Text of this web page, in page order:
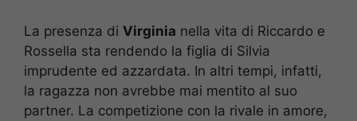
La presenza di Virginia nella vita di Riccardo e
Rossella sta rendendo la figlia di Silvia
imprudente ed azzardata. In altri tempi, infatti,
la ragazza non avrebbe mai mentito al suo
partner. La competizione con la rivale in amore,